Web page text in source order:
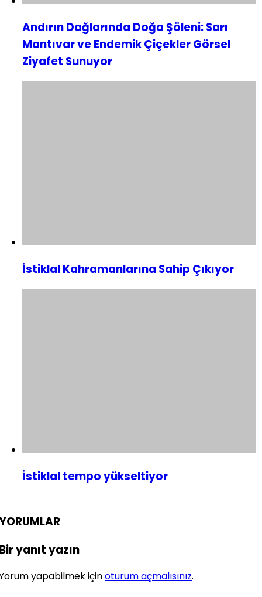
Andırın Dağlarında Doğa Şöleni: Sarı
Mantıvar ve Endemik Çiçekler Görsel
Ziyafet Sunuyor
İstiklal Kahramanlarına Sahip Çıkıyor
İstiklal tempo yükseltiyor
yanıt yazın
yapabilmek içinoturum açmalısınız.